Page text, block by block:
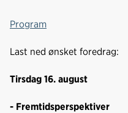
Program
Last ned ønsket foredrag:
Tirsdag 16. august
- Fremtidsperspektiver